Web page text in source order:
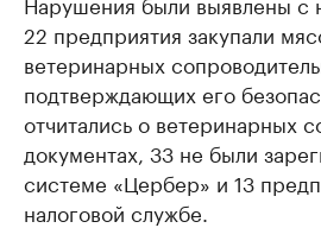
22 предприятия закупали
ветеринарных
подтверждающих его
отчитались о ветеринарных
документах, 33 не были
системе «Цербер» и 13
налоговой службе.